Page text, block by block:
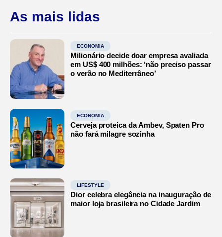
As mais lidas
ECONOMIA
Milionário decide doar empresa avaliada
em US$ 400 milhões: ‘não preciso passar
o verão no Mediterrâneo’
ECONOMIA
Cerveja proteica da Ambev, Spaten Pro
não fará milagre sozinha
LIFESTYLE
Dior celebra elegância na inauguração de
maior loja brasileira no Cidade Jardim